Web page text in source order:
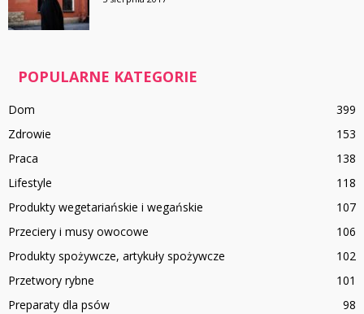
POPULARNE KATEGORIE
Dom
399
Zdrowie
153
Praca
138
Lifestyle
118
Produkty wegetariańskie i wegańskie
107
Przeciery i musy owocowe
106
Produkty spożywcze, artykuły spożywcze
102
Przetwory rybne
101
Preparaty dla psów
98